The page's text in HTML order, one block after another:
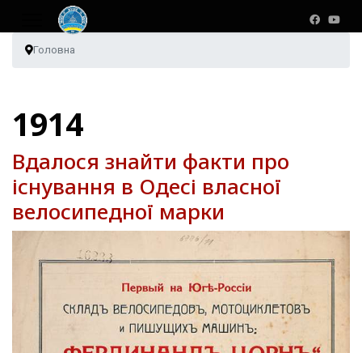
Головна
1914
Вдалося знайти факти про
існування в Одесі власної
велосипедної марки